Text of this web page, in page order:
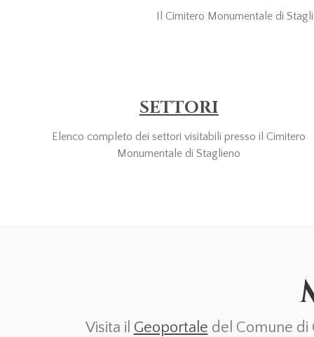
Il Cimitero Monumentale di
SETTORI
Elenco completo dei settori visitabili presso il Cimitero
Monumentale di Staglieno
Visita il Geoportale del Comune di